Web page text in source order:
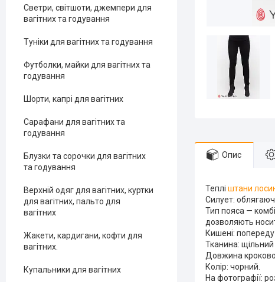
Опис
Теплі штани
Силует:
Тип пояса —
дозволяють
Кишені: попереду
Тканина: щільний
Довжина
Колір: чорний.
На фотографії:
Светри, світшоти, джемпери для
вагітних та годування
Туніки для вагітних та годування
Футболки, майки для вагітних та
годування
Шорти, капрі для вагітних
Сарафани для вагітних та
годування
Блузки та сорочки для вагітних
та годування
Верхній одяг для вагітних, куртки
для вагітних, пальто для
вагітних
Жакети, кардигани, кофти для
вагітних.
Купальники для вагітних